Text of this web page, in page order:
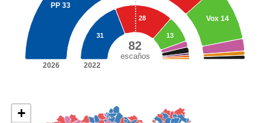
82
escaños
PP 33
Vox 14
31
28
13
2026 2022
+